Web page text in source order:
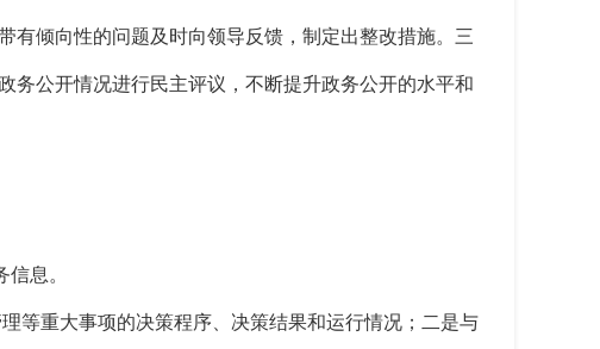
有倾向性的问题及时向领导反馈，制定出整改措施。三
务公开情况进行民主评议，不断提升政务公开的水平和
息。
等重大事项的决策程序、决策结果和运行情况；二是与